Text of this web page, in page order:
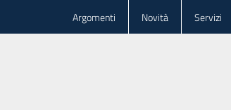
Argomenti Novità Servizi